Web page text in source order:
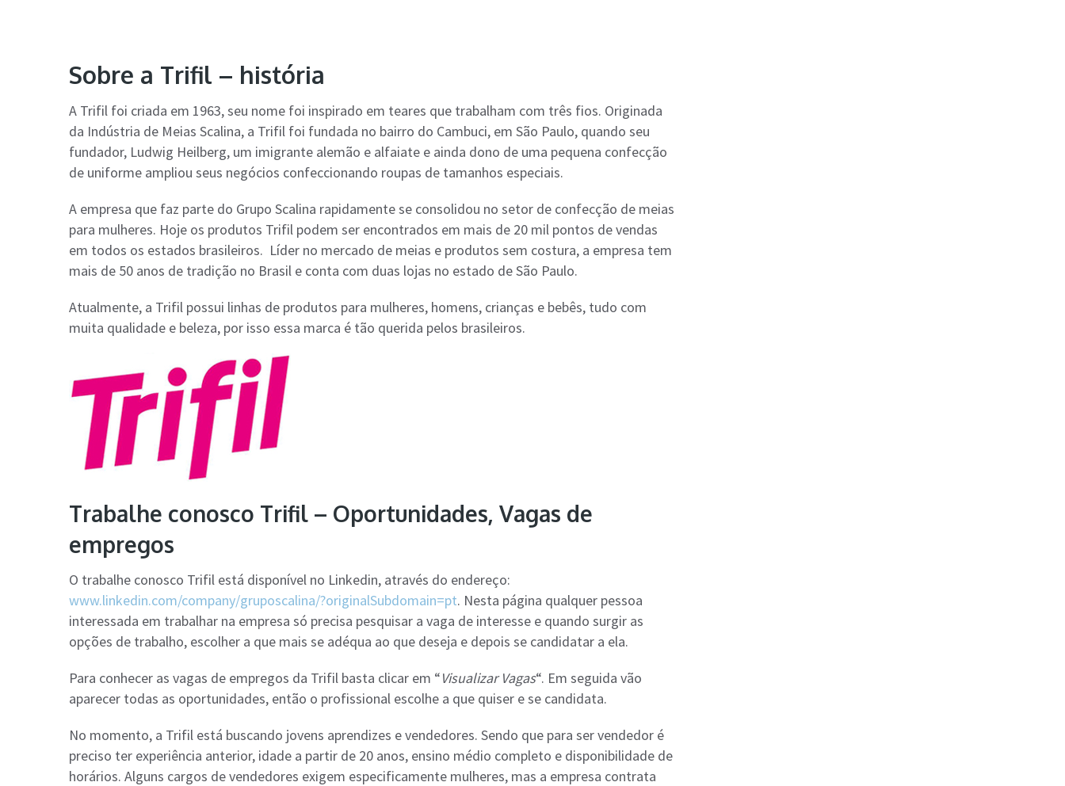
Sobre a Trifil – história
A Trifil foi criada em 1963, seu nome foi inspirado em teares que trabalham com três fios. Originada
da Indústria de Meias Scalina, a Trifil foi fundada no bairro do Cambuci, em São Paulo, quando seu
fundador, Ludwig Heilberg, um imigrante alemão e alfaiate e ainda dono de uma pequena confecção
de uniforme ampliou seus negócios confeccionando roupas de tamanhos especiais.
A empresa que faz parte do Grupo Scalina rapidamente se consolidou no setor de confecção de meias
para mulheres. Hoje os produtos Trifil podem ser encontrados em mais de 20 mil pontos de vendas
em todos os estados brasileiros. Líder no mercado de meias e produtos sem costura, a empresa tem
mais de 50 anos de tradição no Brasil e conta com duas lojas no estado de São Paulo.
Atualmente, a Trifil possui linhas de produtos para mulheres, homens, crianças e bebês, tudo com
muita qualidade e beleza, por isso essa marca é tão querida pelos brasileiros.
Trabalhe conosco Trifil – Oportunidades, Vagas de
empregos
O trabalhe conosco Trifil está disponível no Linkedin, através do endereço:
www.linkedin.com/company/gruposcalina/?originalSubdomain=pt. Nesta página qualquer pessoa
interessada em trabalhar na empresa só precisa pesquisar a vaga de interesse e quando surgir as
opções de trabalho, escolher a que mais se adéqua ao que deseja e depois se candidatar a ela.
Para conhecer as vagas de empregos da Trifil basta clicar em “Visualizar Vagas“. Em seguida vão
aparecer todas as oportunidades, então o profissional escolhe a que quiser e se candidata.
No momento, a Trifil está buscando jovens aprendizes e vendedores. Sendo que para ser vendedor é
preciso ter experiência anterior, idade a partir de 20 anos, ensino médio completo e disponibilidade de
horários. Alguns cargos de vendedores exigem especificamente mulheres, mas a empresa contrata